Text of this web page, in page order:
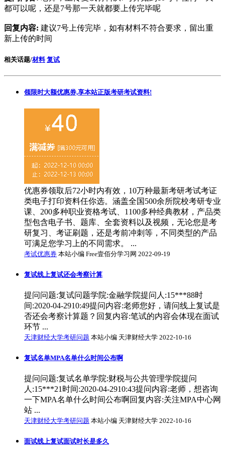
都可以呢，还是7号那一天就都要上传完毕呢
回复内容: 建议7号上传完毕，如有材料不符合要求，留出重
新上传的时间
相关话题/材料 复试
领限时大额优惠券,享本站正版考研考试资料!
优惠券领取后72小时内有效，10万种最新考研考试考证
类电子打印资料任你选。涵盖全国500余所院校考研专业
课、200多种职业资格考试、1100多种经典教材，产品类
型包含电子书、题库、全套资料以及视频，无论您是考
研复习、考证刷题，还是考前冲刺等，不同类型的产品
可满足您学习上的不同需求。 ...
考试优惠券 本站小编 Free壹佰分学习网 2022-09-19
复试线上复试还会考察计算
提问问题:复试问题学院:金融学院提问人:15***88时
间:2020-04-2910:49提问内容:老师您好，请问线上复试是
否还会考察计算题？回复内容:笔试的内容会体现在面试
环节 ...
天津财经大学考研问题 本站小编 天津财经大学 2022-10-16
复试名单MPA名单什么时间公布啊
提问问题:复试名单学院:财税与公共管理学院提问
人:15***21时间:2020-04-2910:43提问内容:老师，想咨询
一下MPA名单什么时间公布啊回复内容:关注MPA中心网
站 ...
天津财经大学考研问题 本站小编 天津财经大学 2022-10-16
面试线上复试面试时长是多久